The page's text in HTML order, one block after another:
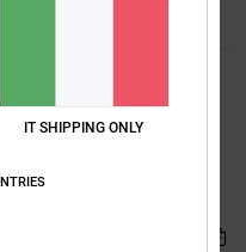
€
IT SHIPPING ONLY